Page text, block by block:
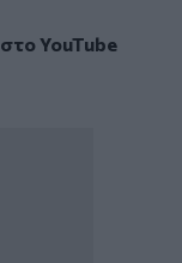
YouTube